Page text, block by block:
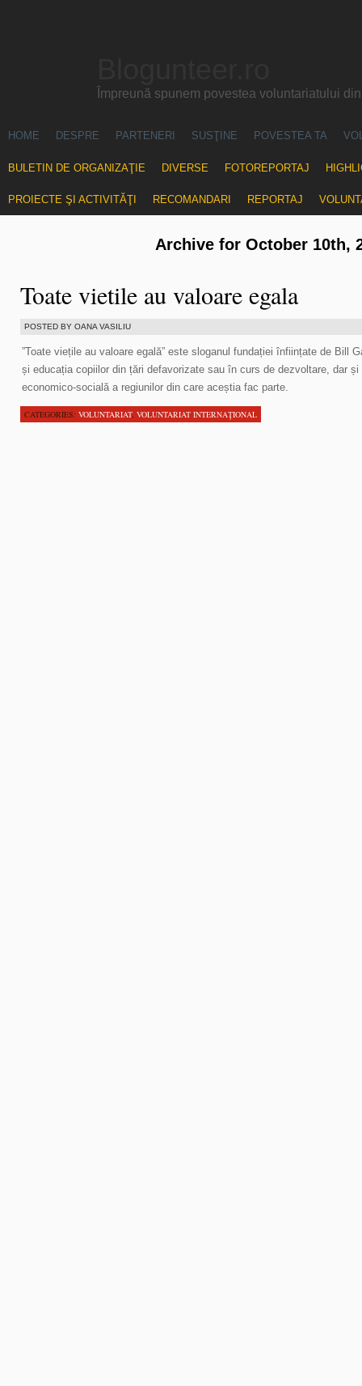
Împreună spunem povestea voluntariatului
HOME DESPRE PARTENERI SUSŢINE POVESTEA TA
BULETIN DE ORGANIZAŢIE DIVERSE FOTOREPORTAJ
PROIECTE ŞI ACTIVITĂŢI RECOMANDARI REPORTAJ
Archive for October 10th,
Toate vietile au valoare egala
POSTED BY OANA VASILIU
”Toate viețile au valoare egală” este sloganul fundației înființate de Bill
și educația copiilor din țări defavorizate sau în curs de dezvoltare, dar
economico-socială a regiunilor din care aceștia fac parte.
CATEGORIES: VOLUNTARIAT, VOLUNTARIAT INTERNAŢIONAL